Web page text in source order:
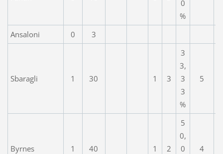
0
%
Ansaloni
0 3
Sbaragli 1 30 1 3
3
3,
3
3
%
5
Byrnes 1 40 1 2
5
0,
0
4